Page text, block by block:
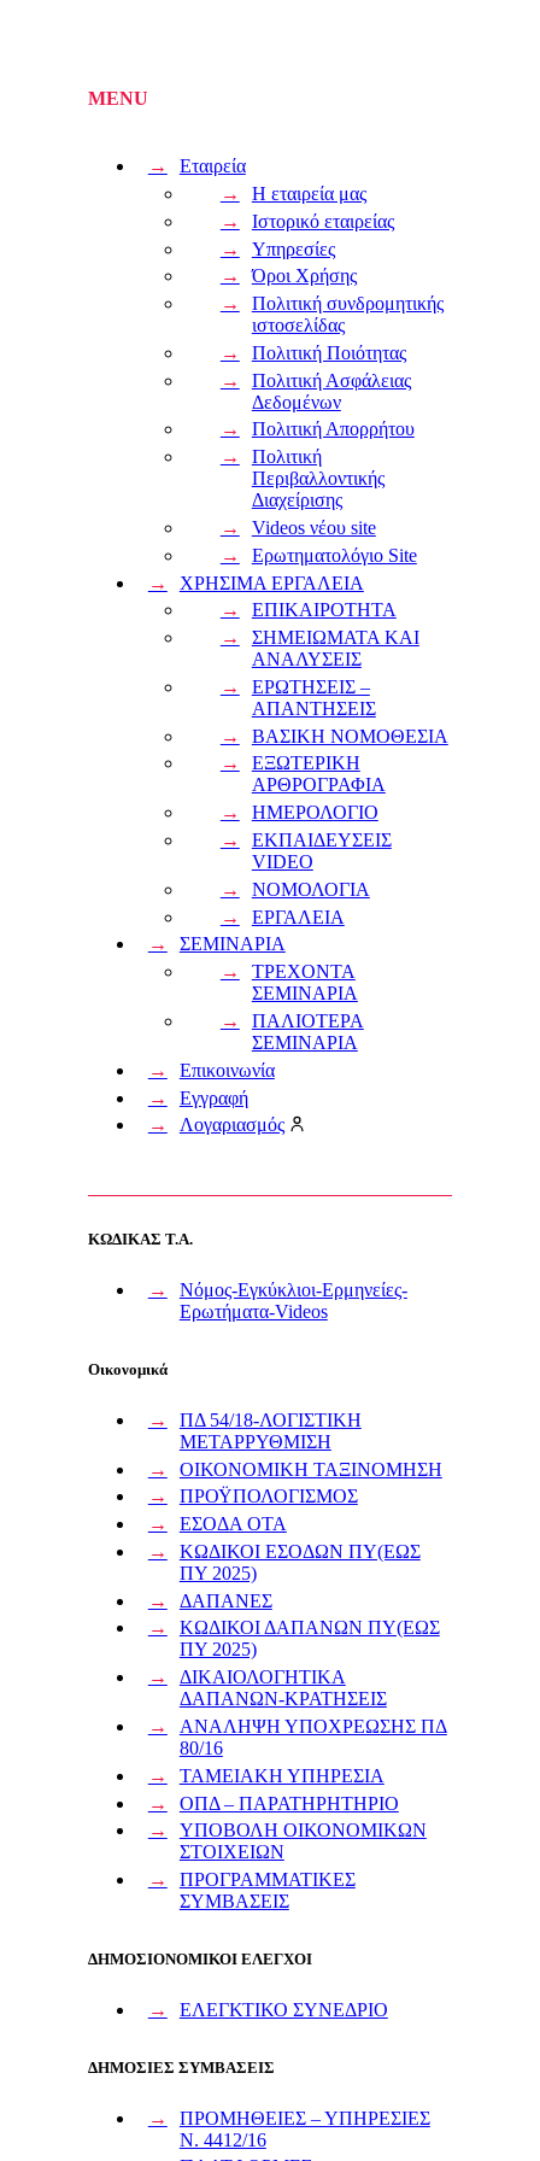
Εταιρεία
Η εταιρεία μας
Ιστορικό εταιρείας
Υπηρεσίες
Όροι Χρήσης
Πολιτική συνδρομητικής
ιστοσελίδας
Πολιτική Ποιότητας
Πολιτική Ασφάλειας
Δεδομένων
Πολιτική Απορρήτου
Πολιτική
Περιβαλλοντικής
Διαχείρισης
Videos νέου site
Ερωτηματολόγιο Site
ΧΡΗΣΙΜΑ ΕΡΓΑΛΕΙΑ
ΕΠΙΚΑΙΡΟΤΗΤΑ
ΣΗΜΕΙΩΜΑΤΑ ΚΑΙ
ΑΝΑΛΥΣΕΙΣ
ΕΡΩΤΗΣΕΙΣ –
ΑΠΑΝΤΗΣΕΙΣ
ΒΑΣΙΚΗ ΝΟΜΟΘΕΣΙΑ
ΕΞΩΤΕΡΙΚΗ
ΑΡΘΡΟΓΡΑΦΙΑ
ΗΜΕΡΟΛΟΓΙΟ
ΕΚΠΑΙΔΕΥΣΕΙΣ
VIDEO
ΝΟΜΟΛΟΓΙΑ
ΕΡΓΑΛΕΙΑ
ΣΕΜΙΝΑΡΙΑ
ΤΡΕΧΟΝΤΑ
ΣΕΜΙΝΑΡΙΑ
ΠΑΛΙΟΤΕΡΑ
ΣΕΜΙΝΑΡΙΑ
Επικοινωνία
Εγγραφή
Λογαριασμός
ΚΩΔΙΚΑΣ Τ.Α.
Νόμος-Εγκύκλιοι-Ερμηνείες-
Ερωτήματα-Videos
Οικονομικά
ΠΔ 54/18-ΛΟΓΙΣΤΙΚΗ
ΜΕΤΑΡΡΥΘΜΙΣΗ
ΟΙΚΟΝΟΜΙΚΗ ΤΑΞΙΝΟΜΗΣΗ
ΠΡΟΫΠΟΛΟΓΙΣΜΟΣ
ΕΣΟΔΑ ΟΤΑ
ΚΩΔΙΚΟΙ ΕΣΟΔΩΝ ΠΥ(ΕΩΣ
ΠΥ 2025)
ΔΑΠΑΝΕΣ
ΚΩΔΙΚΟΙ ΔΑΠΑΝΩΝ ΠΥ(ΕΩΣ
ΠΥ 2025)
ΔΙΚΑΙΟΛΟΓΗΤΙΚΑ
ΔΑΠΑΝΩΝ-ΚΡΑΤΗΣΕΙΣ
ΑΝΑΛΗΨΗ ΥΠΟΧΡΕΩΣΗΣ ΠΔ
80/16
ΤΑΜΕΙΑΚΗ ΥΠΗΡΕΣΙΑ
ΟΠΔ – ΠΑΡΑΤΗΡΗΤΗΡΙΟ
ΥΠΟΒΟΛΗ ΟΙΚΟΝΟΜΙΚΩΝ
ΣΤΟΙΧΕΙΩΝ
ΠΡΟΓΡΑΜΜΑΤΙΚΕΣ
ΣΥΜΒΑΣΕΙΣ
ΔΗΜΟΣΙΟΝΟΜΙΚΟΙ ΕΛΕΓΧΟΙ
ΕΛΕΓΚΤΙΚΟ ΣΥΝΕΔΡΙΟ
ΔΗΜΟΣΙΕΣ ΣΥΜΒΑΣΕΙΣ
ΠΡΟΜΗΘΕΙΕΣ – ΥΠΗΡΕΣΙΕΣ
Ν. 4412/16